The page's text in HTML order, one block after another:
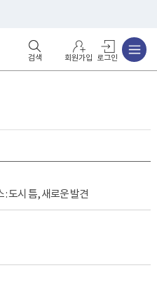
회원가입 로그인
도시 틈, 새로운 발견